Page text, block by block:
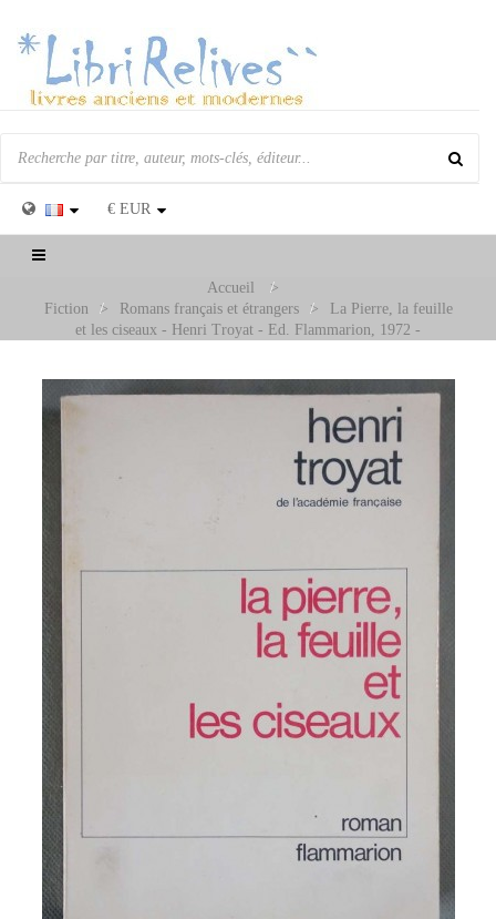
€ EUR
Basculer
Accueil
>
Fiction
> Romans français et étrangers >
La Pierre, la feuille
et les ciseaux - Henri Troyat - Ed. Flammarion, 1972 -